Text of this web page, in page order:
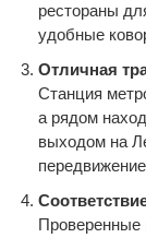
рестораны
удобные
Отличная
Станция
а рядом
выходом на
Проверенные